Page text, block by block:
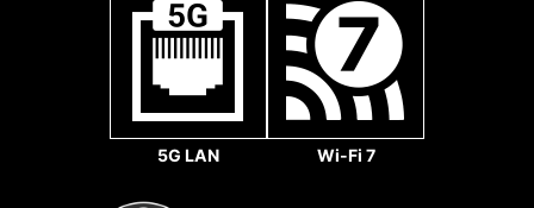
5G LAN Wi-Fi 7
32
Gb/s